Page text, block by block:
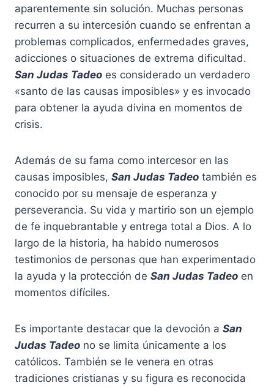
aparentemente sin solución. Muchas personas
recurren a su intercesión cuando se enfrentan a
problemas complicados, enfermedades graves,
adicciones o situaciones de extrema dificultad.
San Judas Tadeo es considerado un verdadero
«santo de las causas imposibles» y es invocado
para obtener la ayuda divina en momentos de
crisis.
Además de su fama como intercesor en las
causas imposibles, San Judas Tadeo también es
conocido por su mensaje de esperanza y
perseverancia. Su vida y martirio son un ejemplo
de fe inquebrantable y entrega total a Dios. A lo
largo de la historia, ha habido numerosos
testimonios de personas que han experimentado
la ayuda y la protección de San Judas Tadeo en
momentos difíciles.
Es importante destacar que la devoción a San
Judas Tadeo no se limita únicamente a los
católicos. También se le venera en otras
tradiciones cristianas y su figura es reconocida